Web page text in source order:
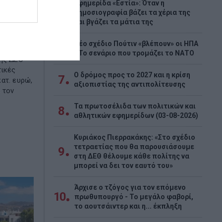
ΔΕΘ
ευρώ,
τον
Εφημερίδα «Εστία»: Όταν η
δημοσιογραφία βάζει τα χέρια της
και βγάζει τα μάτια της
Νέο σχέδιο Πούτιν «βλέπουν» οι ΗΠΑ
- Το σενάριο που τρομάζει το ΝΑΤΟ
7
Ο δρόμος προς το 2027 και η κρίση
αξιοπιστίας της αντιπολίτευσης
8
Τα πρωτοσέλιδα των πολιτικών και
αθλητικών εφημερίδων (03-08-2026)
9
Κυριάκος Πιερρακάκης: «Στο σχέδιο
τετραετίας που θα παρουσιάσουμε
στη ΔΕΘ θέλουμε κάθε πολίτης να
μπορεί να δει τον εαυτό του»
10
Άρχισε ο τζόγος για τον επόμενο
πρωθυπουργό - Το μεγάλο φαβορί,
το αουτσάιντερ και η... έκπληξη